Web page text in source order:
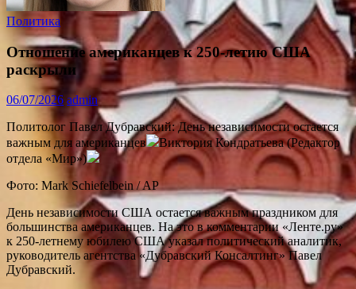
Политика
Отношение американцев к 250-летию США
раскрыли
06/07/2026 admin
Политолог Павел Дубравский: День независимости остается
важным для американцев
Виктория Кондратьева (Редактор
отдела «Мир»)
Фото: Mark Schiefelbein / AP
День независимости США остается важным праздником для
большинства американцев. На это в комментарии «Ленте.ру»
к 250-летнему юбилею США указал политический аналитик,
руководитель агентства «Дубравский Консалтинг» Павел
Дубравский.